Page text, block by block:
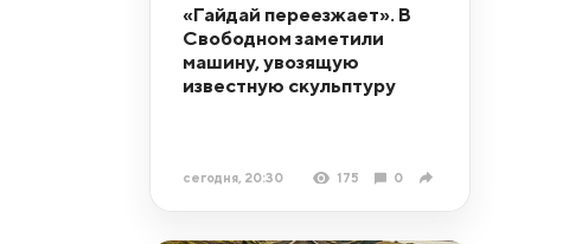
«Гайдай переезжает». В
Свободном заметили
машину, увозящую
известную скульптуру
сегодня, 20:30 175 0